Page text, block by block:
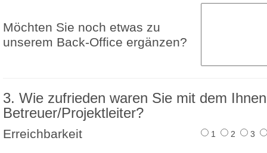
Möchten Sie noch etwas zu
unserem Back-Office ergänzen?
3. Wie zufrieden waren Sie mit dem
Betreuer/Projektleiter?
Erreichbarkeit 1 2 3